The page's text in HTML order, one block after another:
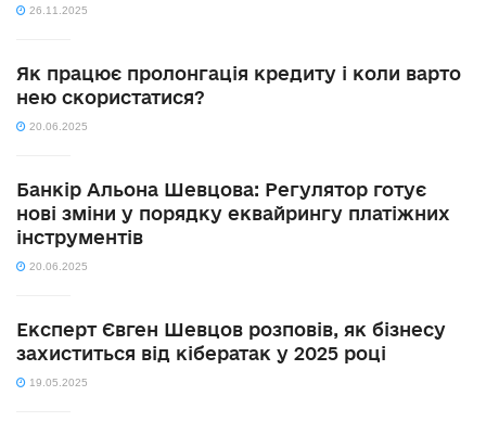
26.11.2025
Як працює пролонгація кредиту і коли варто
нею скористатися?
20.06.2025
Банкір Альона Шевцова: Регулятор готує
нові зміни у порядку еквайрингу платіжних
інструментів
20.06.2025
Експерт Євген Шевцов розповів, як бізнесу
захиститься від кібератак у 2025 році
19.05.2025